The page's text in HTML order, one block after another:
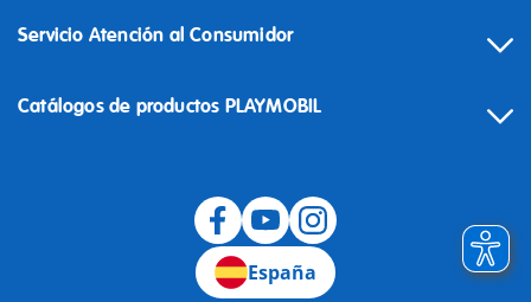
Servicio Atención al Consumidor
Catálogos de productos PLAYMOBIL
España